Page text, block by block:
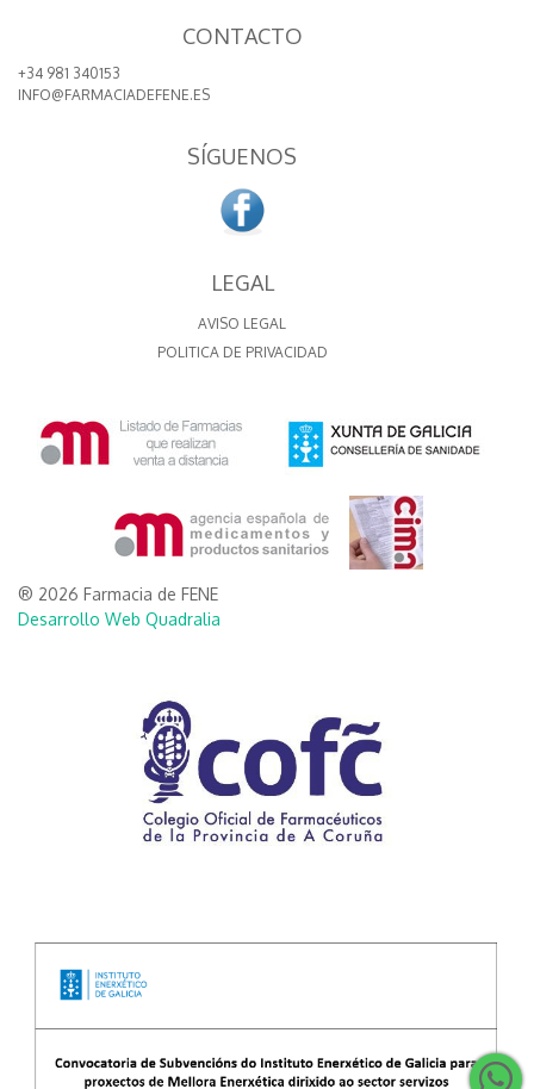
CONTACTO
+34 981 340153
INFO@FARMACIADEFENE.ES
SÍGUENOS
LEGAL
AVISO LEGAL
POLITICA DE PRIVACIDAD
® 2026 Farmacia de FENE
Desarrollo Web Quadralia